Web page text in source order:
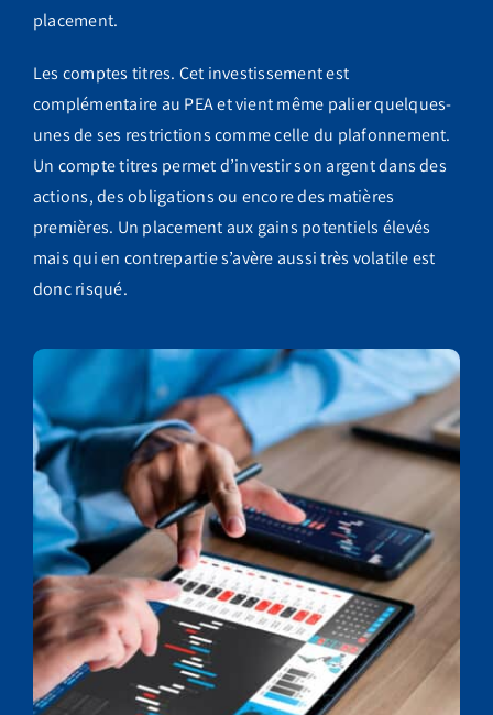
placement.
Les comptes titres. Cet investissement est
complémentaire au PEA et vient même palier quelques-
unes de ses restrictions comme celle du plafonnement.
Un compte titres permet d’investir son argent dans des
actions, des obligations ou encore des matières
premières. Un placement aux gains potentiels élevés
mais qui en contrepartie s’avère aussi très volatile est
donc risqué.